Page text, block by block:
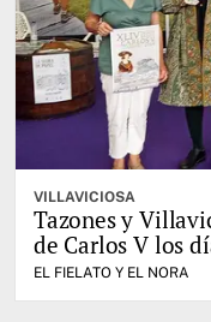
VILLAVICIOSA
Tazones y
de Carlos V los
EL FIELATO Y EL NORA